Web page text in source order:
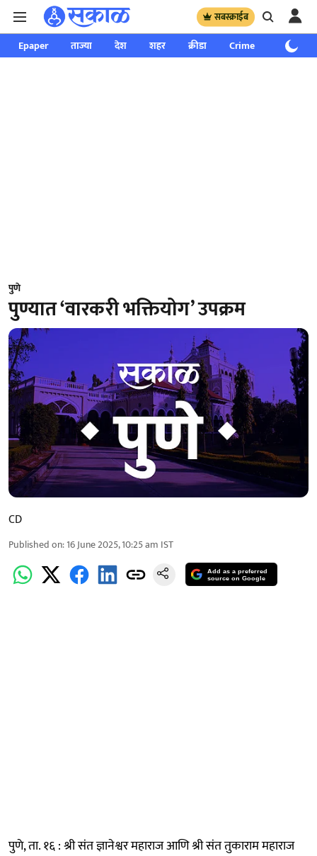
सबस्क्राईब
Epaper ताज्या देश शहर क्रीडा Crime साप्ताहिक
पुणे
पुण्यात ‘वारकरी भक्तियोग’ उपक्रम
CD
Published on:16 June 2025, 10:25 am IST
Add as a preferred
source on Google
पुणे, ता. १६ : श्री संत ज्ञानेश्वर महाराज आणि श्री संत तुकाराम महाराज